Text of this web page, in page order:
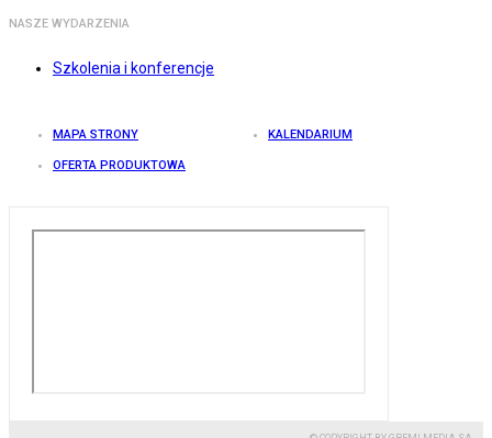
NASZE WYDARZENIA
Szkolenia i konferencje
MAPA STRONY KALENDARIUM
OFERTA PRODUKTOWA